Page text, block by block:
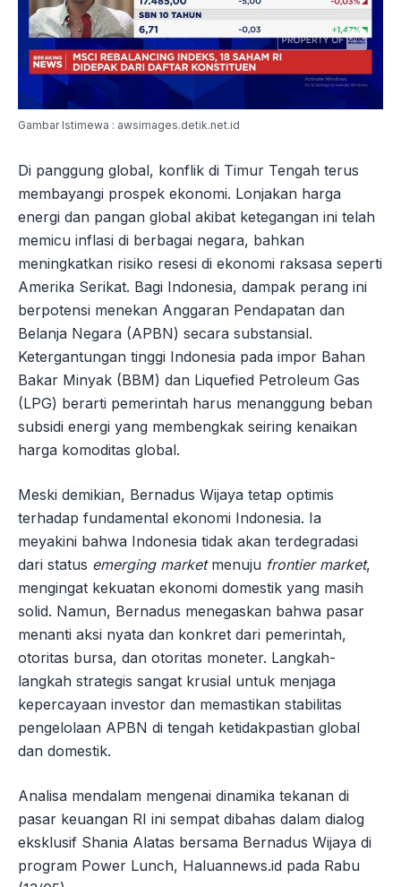
Gambar Istimewa : awsimages.detik.net.id
Di panggung global, konflik di Timur Tengah terus
membayangi prospek ekonomi. Lonjakan harga
energi dan pangan global akibat ketegangan ini telah
memicu inflasi di berbagai negara, bahkan
meningkatkan risiko resesi di ekonomi raksasa seperti
Amerika Serikat. Bagi Indonesia, dampak perang ini
berpotensi menekan Anggaran Pendapatan dan
Belanja Negara (APBN) secara substansial.
Ketergantungan tinggi Indonesia pada impor Bahan
Bakar Minyak (BBM) dan Liquefied Petroleum Gas
(LPG) berarti pemerintah harus menanggung beban
subsidi energi yang membengkak seiring kenaikan
harga komoditas global.
Meski demikian, Bernadus Wijaya tetap optimis
terhadap fundamental ekonomi Indonesia. Ia
meyakini bahwa Indonesia tidak akan terdegradasi
dari status emerging marketmenuju frontier market,
mengingat kekuatan ekonomi domestik yang masih
solid. Namun, Bernadus menegaskan bahwa pasar
menanti aksi nyata dan konkret dari pemerintah,
otoritas bursa, dan otoritas moneter. Langkah-
langkah strategis sangat krusial untuk menjaga
kepercayaan investor dan memastikan stabilitas
pengelolaan APBN di tengah ketidakpastian global
dan domestik.
Analisa mendalam mengenai dinamika tekanan di
pasar keuangan RI ini sempat dibahas dalam dialog
eksklusif Shania Alatas bersama Bernadus Wijaya di
program Power Lunch, Haluannews.id pada Rabu